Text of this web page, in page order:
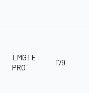
LMGTE
PRO
179